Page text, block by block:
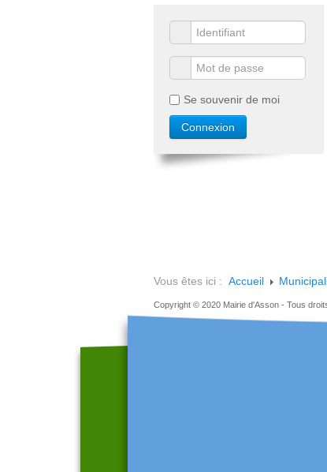
Se souvenir de moi
Vous êtes ici : Accueil
Copyright © 2020 Mairie d'Asson - Tous